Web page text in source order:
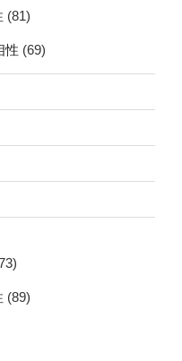
(81)
性 (69)
(89)